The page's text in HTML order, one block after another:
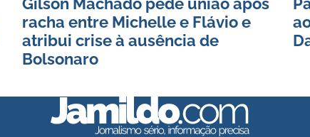
racha entre Michelle e Flávio e
atribui crise à ausência de
Bolsonaro